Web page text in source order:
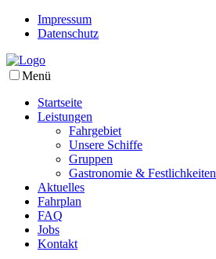
Impressum
Datenschutz
Menü
Startseite
Leistungen
Fahrgebiet
Unsere Schiffe
Gruppen
Gastronomie & Festlichkeiten
Aktuelles
Fahrplan
FAQ
Jobs
Kontakt